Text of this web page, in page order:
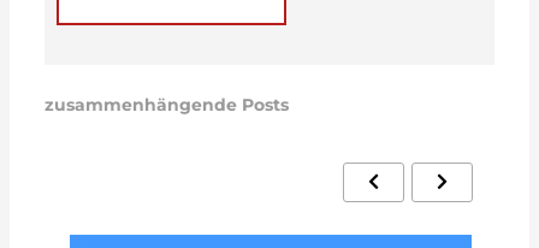
zusammenhängende Posts